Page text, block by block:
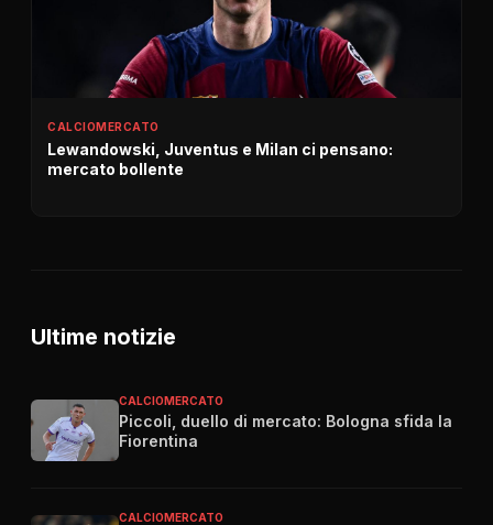
CALCIOMERCATO
Lewandowski, Juventus e Milan ci pensano:
mercato bollente
Ultime notizie
CALCIOMERCATO
Piccoli, duello di mercato: Bologna sfida la
Fiorentina
CALCIOMERCATO